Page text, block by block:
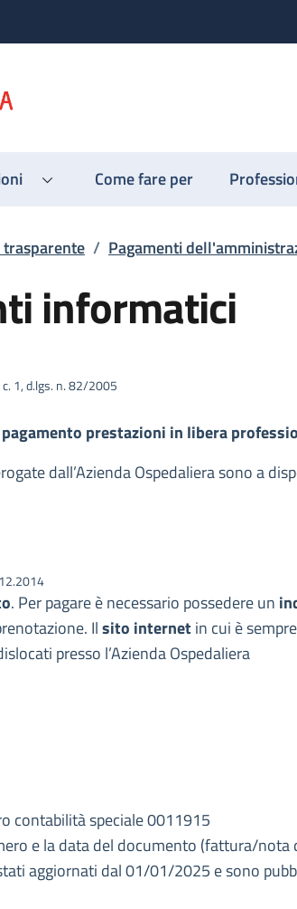
Come fare per
/ Pagamenti
informatici
1, d.lgs. n. 82/2005
prestazioni in libera
dall’Azienda Ospedaliera sono a
. Per pagare è necessario possedere un
Ilsito internet in cui è
presso l’Azienda Ospedaliera
contabilità speciale 0011915
e la data del documento (fattura/nota
aggiornati dal 01/01/2025 e sono